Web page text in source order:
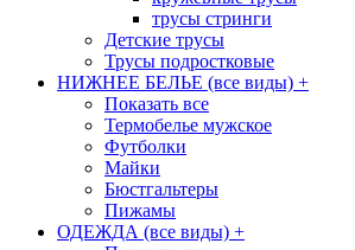
трусы стринги
Детские трусы
Трусы подростковые
НИЖНЕЕ БЕЛЬЕ (все виды) +
Показать все
Термобелье мужское
Футболки
Майки
Бюстгальтеры
Пижамы
ОДЕЖДА (все виды) +